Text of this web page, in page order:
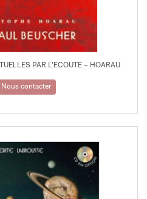
PAR L’ECOUTE – HOARAU
Nous contacter